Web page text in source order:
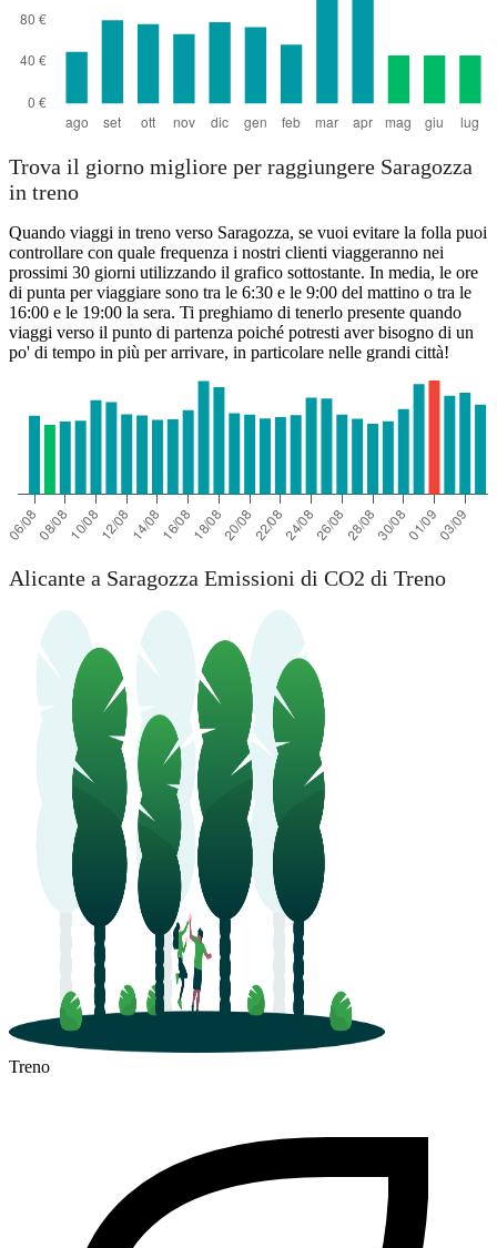
Trova il giorno migliore per raggiungere Saragozza
in treno
Quando viaggi in treno verso Saragozza, se vuoi evitare la folla puoi
controllare con quale frequenza i nostri clienti viaggeranno nei
prossimi 30 giorni utilizzando il grafico sottostante. In media, le ore
di punta per viaggiare sono tra le 6:30 e le 9:00 del mattino o tra le
16:00 e le 19:00 la sera. Ti preghiamo di tenerlo presente quando
viaggi verso il punto di partenza poiché potresti aver bisogno di un
po' di tempo in più per arrivare, in particolare nelle grandi città!
Alicante a Saragozza Emissioni di CO2 di Treno
Treno